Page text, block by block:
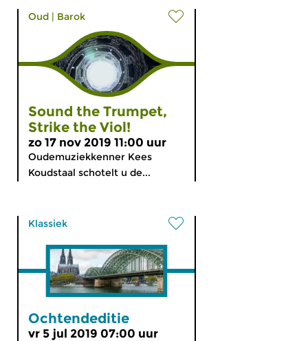
Oud | Barok
Sound the Trumpet,
Strike the Viol!
zo 17 nov 2019 11:00 uur
Oudemuziekkenner Kees
Koudstaal schotelt u de...
Klassiek
Ochtendeditie
vr 5 jul 2019 07:00 uur